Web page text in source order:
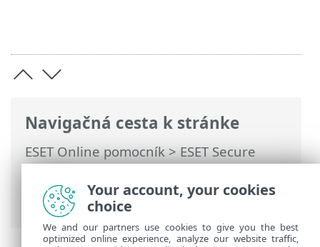
Navigačná cesta k stránke
ESET Online pomocník>ESET Secure
Authentication On-Prem>Požiadavky>
Podporované webové prehliadače a
rozlíšenie ESA Web Console
Your account, your cookies
choice
We and our partners use cookies to give you the best
optimized online experience, analyze our website traffic,